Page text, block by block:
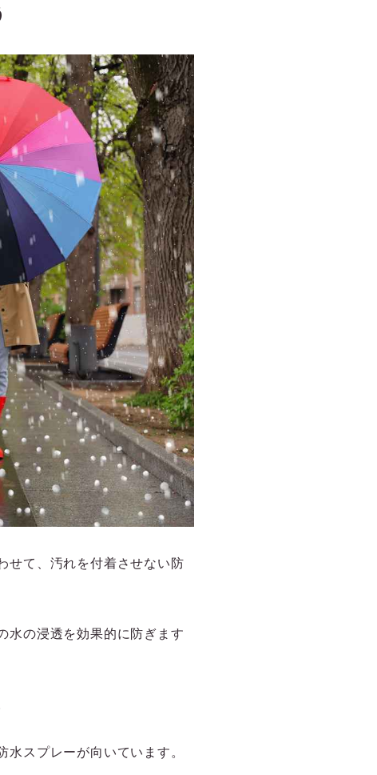
せて、汚れを付着させない防
水の浸透を効果的に防ぎます
スプレーが向いています。